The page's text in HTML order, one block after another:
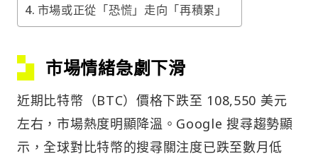
市場或正從「恐慌」走向「再積累」
市場情緒急劇下滑
近期比特幣（BTC）價格下跌至 108,550 美元
左右，市場熱度明顯降溫。Google 搜尋趨勢顯
示，全球對比特幣的搜尋關注度已跌至數月低